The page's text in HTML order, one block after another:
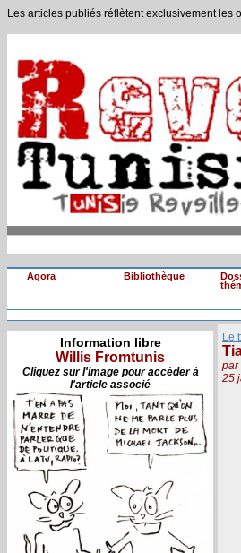
Les articles publiés réflètent exclusivement les
Agora Bibliothèque
Information libre
Willis Fromtunis
Cliquez sur l'image pour accéder à
l'article associé
Le
par
25